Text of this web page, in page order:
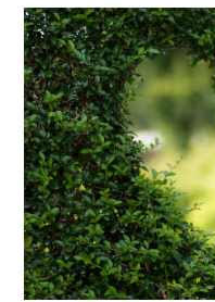
ら
結
婚
確
率
ま
で！？
水
晶
玉
子
の
公
開
日:
カ
テ
ゴ
リ
ー: